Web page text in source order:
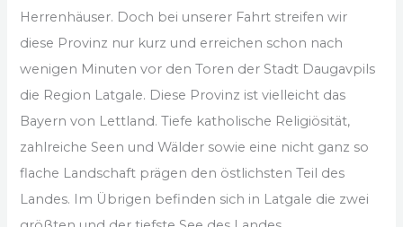
Herrenhäuser. Doch bei unserer Fahrt streifen wir
diese Provinz nur kurz und erreichen schon nach
wenigen Minuten vor den Toren der Stadt Daugavpils
die Region Latgale. Diese Provinz ist vielleicht das
Bayern von Lettland. Tiefe katholische Religiösität,
zahlreiche Seen und Wälder sowie eine nicht ganz so
flache Landschaft prägen den östlichsten Teil des
Landes. Im Übrigen befinden sich in Latgale die zwei